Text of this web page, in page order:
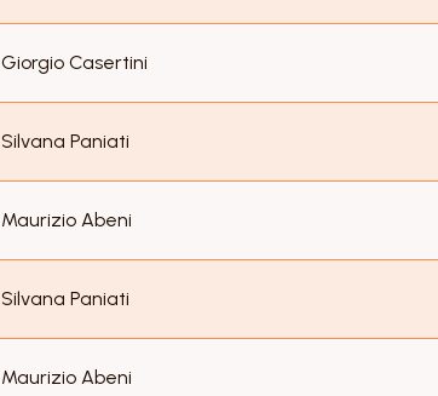
Giorgio Casertini
Silvana Paniati
Maurizio Abeni
Silvana Paniati
Maurizio Abeni